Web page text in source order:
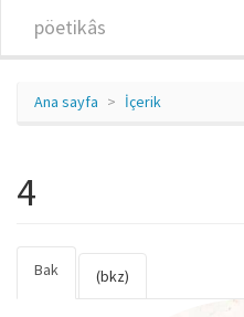
pöetikâs
Ana sayfa İçerik
4
Birincil sekmeler
Bak
sekme)
(bkz)